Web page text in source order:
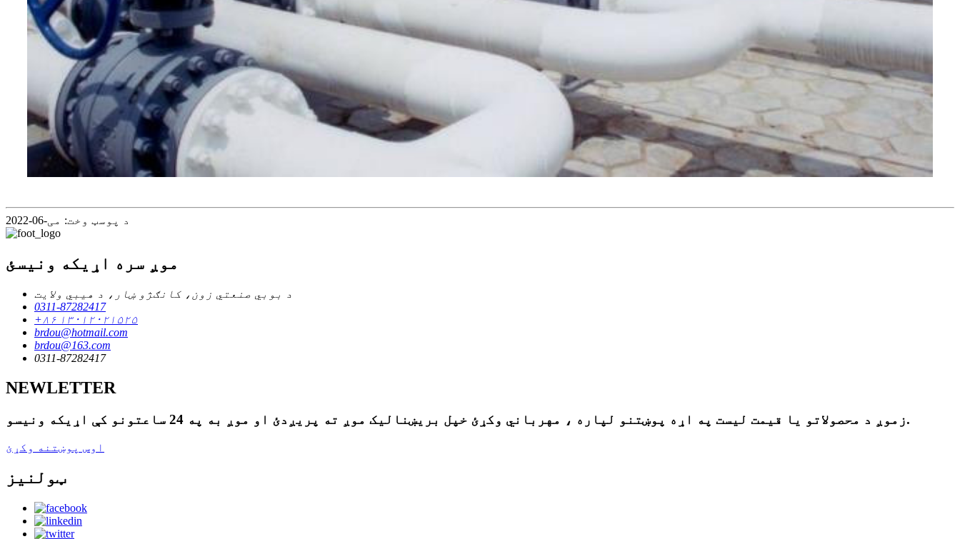
د پوسټ وخت: می-06-2022
موږ سره اړیکه ونیسئ
د بوبي صنعتي زون، کانګژو ښار، د هیبي ولایت
0311-87282417
+۸۶ ۱۳۰۱۲۰۲۱۵۲۵
brdou@hotmail.com
brdou@163.com
0311-87282417
NEWLETTER
زموږ د محصولاتو یا قیمت لیست په اړه پوښتنو لپاره ، مهرباني وکړئ خپل بریښنالیک موږ ته پریږدئ او موږ به په 24 ساعتونو کې اړیکه ونیسو.
اوس پوښتنه وکړئ
ټولنیز